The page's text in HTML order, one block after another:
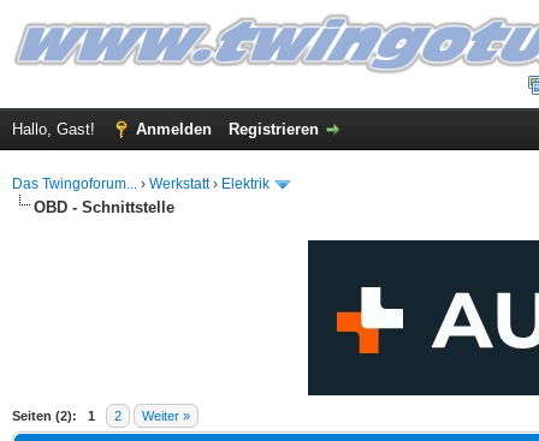
Hallo, Gast! Anmelden Registrieren
Das Twingoforum... › Werkstatt› Elektrik
OBD - Schnittstelle
Seiten (2): 1 2 Weiter »
Durchschnitt